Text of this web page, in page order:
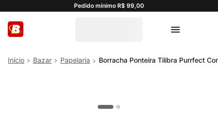
Pedido mínimo R$ 99,00
Bazar Papelaria Borracha Ponteira Tilibra Purrfect